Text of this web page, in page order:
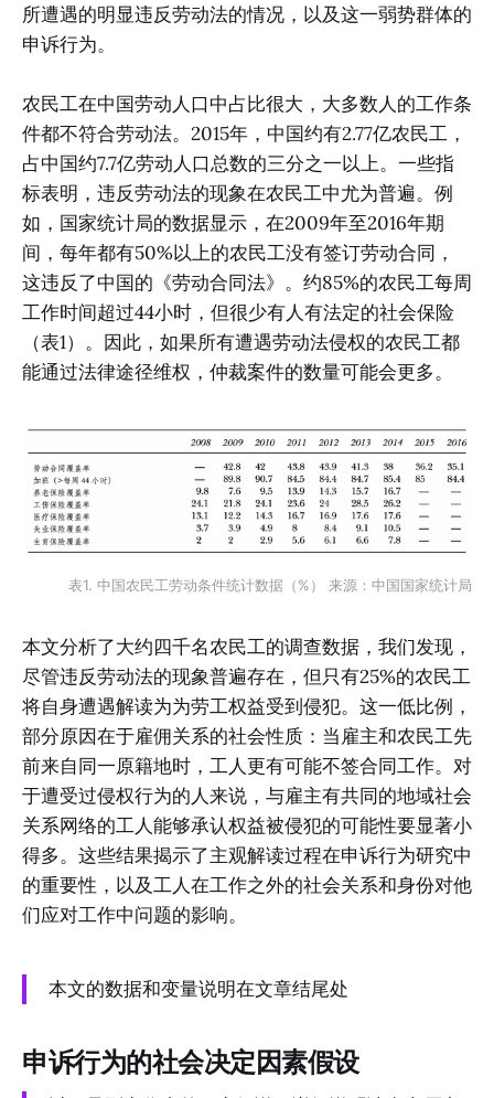
所遭遇的明显违反劳动法的情况，以及这一弱势群体的
申诉行为。
农民工在中国劳动人口中占比很大，大多数人的工作条
件都不符合劳动法。2015年，中国约有2.77亿农民工，
占中国约7.7亿劳动人口总数的三分之一以上。一些指
标表明，违反劳动法的现象在农民工中尤为普遍。例
如，国家统计局的数据显示，在2009年至2016年期
间，每年都有50%以上的农民工没有签订劳动合同，
这违反了中国的《劳动合同法》。约85%的农民工每周
工作时间超过44小时，但很少有人有法定的社会保险
（表1）。因此，如果所有遭遇劳动法侵权的农民工都
能通过法律途径维权，仲裁案件的数量可能会更多。
表1. 中国农民工劳动条件统计数据（%） 来源：中国国家统计局
本文分析了大约四千名农民工的调查数据，我们发现，
尽管违反劳动法的现象普遍存在，但只有25%的农民工
将自身遭遇解读为为劳工权益受到侵犯。这一低比例，
部分原因在于雇佣关系的社会性质：当雇主和农民工先
前来自同一原籍地时，工人更有可能不签合同工作。对
于遭受过侵权行为的人来说，与雇主有共同的地域社会
关系网络的工人能够承认权益被侵犯的可能性要显著小
得多。这些结果揭示了主观解读过程在申诉行为研究中
的重要性，以及工人在工作之外的社会关系和身份对他
们应对工作中问题的影响。
本文的数据和变量说明在文章结尾处
申诉行为的社会决定因素假设